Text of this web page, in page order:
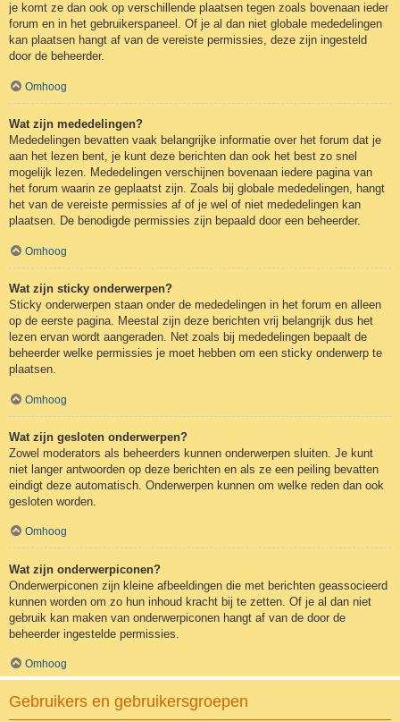
je komt ze dan ook op verschillende plaatsen tegen zoals bovenaan ieder
forum en in het gebruikerspaneel. Of je al dan niet globale mededelingen
kan plaatsen hangt af van de vereiste permissies, deze zijn ingesteld
door de beheerder.
Omhoog
Wat zijn mededelingen?
Mededelingen bevatten vaak belangrijke informatie over het forum dat je
aan het lezen bent, je kunt deze berichten dan ook het best zo snel
mogelijk lezen. Mededelingen verschijnen bovenaan iedere pagina van
het forum waarin ze geplaatst zijn. Zoals bij globale mededelingen, hangt
het van de vereiste permissies af of je wel of niet mededelingen kan
plaatsen. De benodigde permissies zijn bepaald door een beheerder.
Omhoog
Wat zijn sticky onderwerpen?
Sticky onderwerpen staan onder de mededelingen in het forum en alleen
op de eerste pagina. Meestal zijn deze berichten vrij belangrijk dus het
lezen ervan wordt aangeraden. Net zoals bij mededelingen bepaalt de
beheerder welke permissies je moet hebben om een sticky onderwerp te
plaatsen.
Omhoog
Wat zijn gesloten onderwerpen?
Zowel moderators als beheerders kunnen onderwerpen sluiten. Je kunt
niet langer antwoorden op deze berichten en als ze een peiling bevatten
eindigt deze automatisch. Onderwerpen kunnen om welke reden dan ook
gesloten worden.
Omhoog
Wat zijn onderwerpiconen?
Onderwerpiconen zijn kleine afbeeldingen die met berichten geassocieerd
kunnen worden om zo hun inhoud kracht bij te zetten. Of je al dan niet
gebruik kan maken van onderwerpiconen hangt af van de door de
beheerder ingestelde permissies.
Omhoog
Gebruikers en gebruikersgroepen